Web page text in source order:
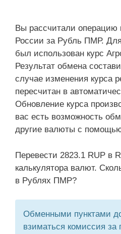
Вы рассчитали операцию
России за Рубль ПМР.
был использован курс
Результат обмена
случае изменения курса
пересчитан в
Обновление курса
вас есть возможность
другие валюты с
Перевести 2823.1 RUP в
калькулятора валют.
в Рублях ПМР?
Обменными пунктами
взиматься комиссия за